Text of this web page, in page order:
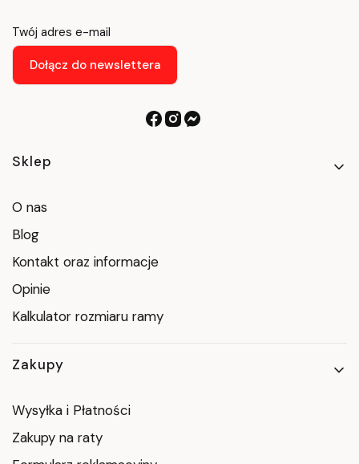
Twój adres e-mail
Dołącz do newslettera
Linki w stopce
Sklep
O nas
Blog
Kontakt oraz informacje
Opinie
Kalkulator rozmiaru ramy
Zakupy
Wysyłka i Płatności
Zakupy na raty